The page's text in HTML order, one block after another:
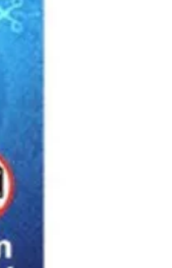
η ανάλογη επιβάρυνση στο σύνολο
θα είναι 2€ για όλη την Ελλάδα.